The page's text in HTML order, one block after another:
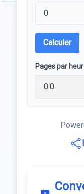
Calculer
Pages par